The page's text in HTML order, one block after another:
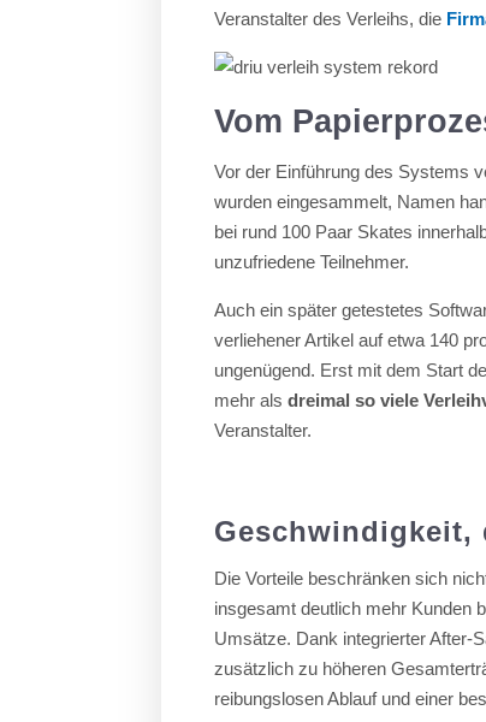
Veranstalter des Verleihs, die
Vom
Vor der Einführung des Systems
wurden eingesammelt, Namen
bei rund 100 Paar Skates
unzufriedene Teilnehmer.
Auch ein später getestetes
verliehener Artikel auf etwa 140
ungenügend. Erst mit dem Start
mehr alsdreimal so viele
Veranstalter.
Geschwindigkeit,
Die Vorteile beschränken sich
insgesamt deutlich mehr Kunden
Umsätze. Dank integrierter After-
zusätzlich zu höheren
reibungslosen Ablauf und einer